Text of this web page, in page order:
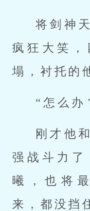
将剑神
疯狂大笑，
塌，衬托的
“怎么办
刚才他
强战斗力了
曦，也将
来，都没